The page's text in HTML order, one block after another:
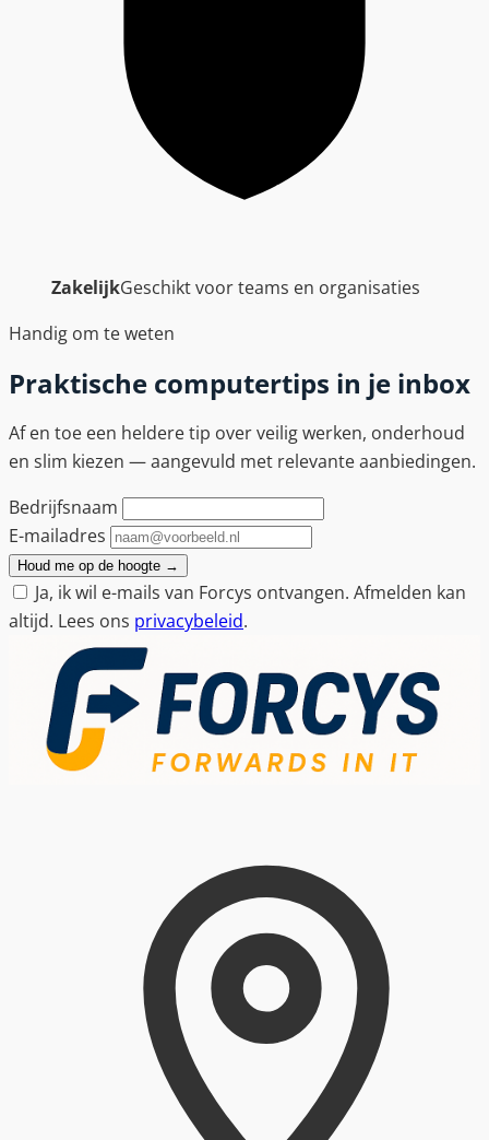
ZakelijkGeschikt voor teams en organisaties
Handig om te weten
Praktische computertips in je inbox
Af en toe een heldere tip over veilig werken, onderhoud
en slim kiezen — aangevuld met relevante aanbiedingen.
Bedrijfsnaam
E-mailadres
Houd me op de hoogte →
Ja, ik wil e-mails van Forcys ontvangen. Afmelden kan
altijd. Lees ons privacybeleid.